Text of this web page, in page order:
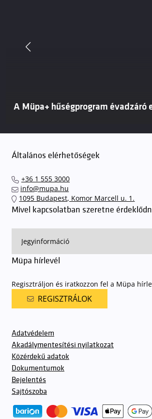
A Müpa+ hűségprogram évadzáró
Általános elérhetőségek
+36 1 555 3000
info@mupa.hu
1095 Budapest, Komor Marcell u. 1.
Mivel kapcsolatban szeretne
Müpa hírlevél
Regisztráljon és iratkozzon fel a Müpa
REGISZTRÁLOK
Adatvédelem
Akadálymentesítési nyilatkozat
Közérdekű adatok
Dokumentumok
Bejelentés
Sajtószoba